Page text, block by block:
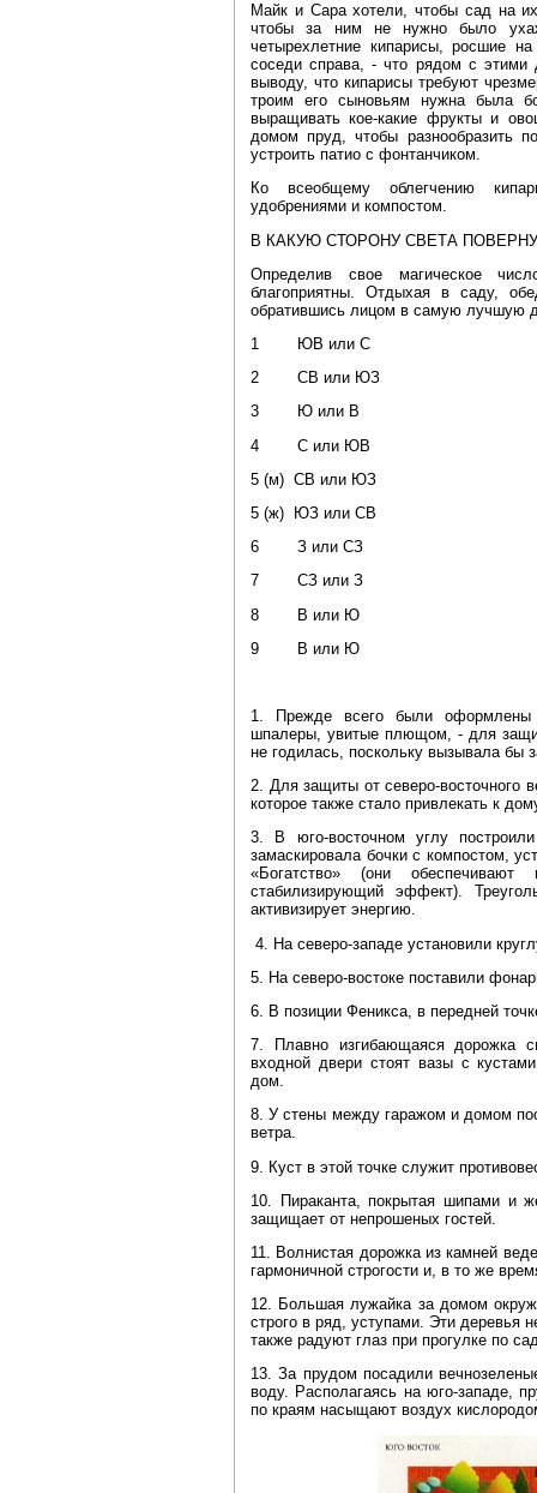
Майк и Сара хотели, чтобы сад на
чтобы за ним не нужно было
четырехлетние кипарисы, росшие
соседи справа, - что рядом с этими
выводу, что кипарисы требуют
троим его сыновьям нужна была
выращивать кое-какие фрукты и
домом пруд, чтобы разнообразить
устроить патио с фонтанчиком.
Ко всеобщему облегчению
удобрениями и компостом.
В КАКУЮ СТОРОНУ СВЕТА
Определив свое магическое
благоприятны. Отдыхая в саду,
обратившись лицом в самую лучшую
1 ЮВ или С
2 СВ или ЮЗ
3 Ю или В
4 С или ЮВ
5 (м) СВ или ЮЗ
5 (ж) ЮЗ или СВ
6 З или СЗ
7 СЗ или З
8 В или Ю
9 В или Ю
1. Прежде всего были оформлены
шпалеры, увитые плющом, - для
не годилась, поскольку вызывала бы
2. Для защиты от северо-восточного
которое также стало привлекать к
3. В юго-восточном углу
замаскировала бочки с компостом,
«Богатство» (они
стабилизирующий эффект).
активизирует энергию.
4. На северо-западе установили
5. На северо-востоке поставили
6. В позиции Феникса, в передней
7. Плавно изгибающаяся дорожка
входной двери стоят вазы с
дом.
8. У стены между гаражом и домом
ветра.
9. Куст в этой точке служит
10. Пираканта, покрытая шипами и
защищает от непрошеных гостей.
11. Волнистая дорожка из камней
гармоничной строгости и, в то же
12. Большая лужайка за домом
строго в ряд, уступами. Эти деревья
также радуют глаз при прогулке по
13. За прудом посадили
воду. Располагаясь на юго-западе,
по краям насыщают воздух